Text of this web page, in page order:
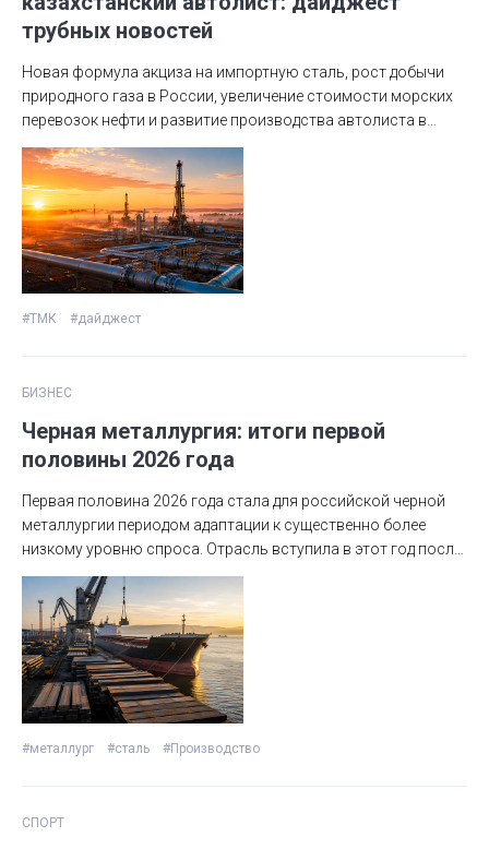
трубных новостей
Новая формула акциза на импортную сталь, рост добычи
природного газа в России, увеличение стоимости морских
перевозок нефти и развитие производства автолиста в
Казахстане — ключевые события металлургии и трубной
промышленности.
#ТМК #дайджест
БИЗНЕС
Черная металлургия: итоги первой
половины 2026 года
Первая половина 2026 года стала для российской черной
металлургии периодом адаптации к существенно более
низкому уровню спроса. Отрасль вступила в этот год после
тяжелого 2025 года, когда внутреннее потребление
стальной продукции, по различным оценкам, упало на 14%,
до 38,9 млн тонн — минимума с 2011 года. Прогнозы на
вторую половину 2026 года остаются сдержанными.
#металлург #сталь #Производство
СПОРТ